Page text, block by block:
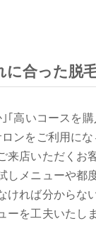
に合った脱
｢高いコースを
ンをご利用に
来店いただくお
しメニューや都
ければ分からな
ーを工夫いたし